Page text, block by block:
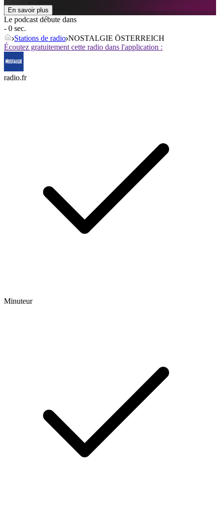
En savoir plus
Le podcast débute dans
- 0 sec.
Stations de radio NOSTALGIE ÖSTERREICH
Écoutez gratuitement cette radio dans l'application :
radio.fr
Minuteur